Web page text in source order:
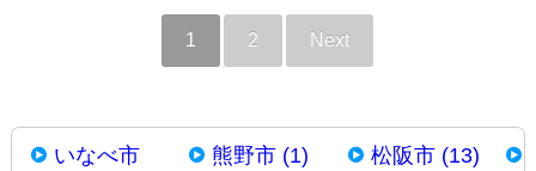
1 2 Next
いなべ市
熊野市 (1) 松阪市 (13)